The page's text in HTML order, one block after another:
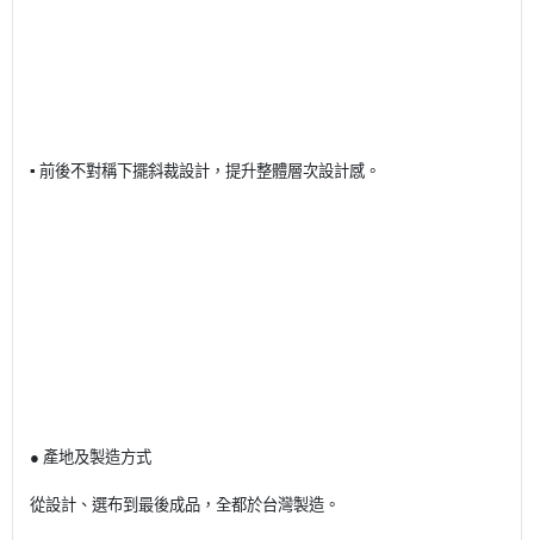
▪️ 前後不對稱下擺斜裁設計，提升整體層次設計感。
● 產地及製造方式
從設計、選布到最後成品，全都於台灣製造。